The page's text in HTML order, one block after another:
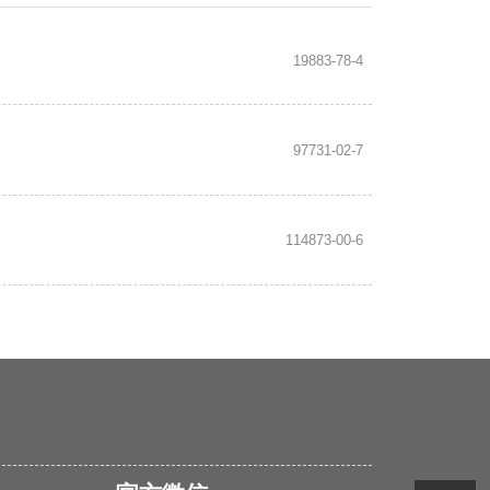
19883-78-4
97731-02-7
114873-00-6